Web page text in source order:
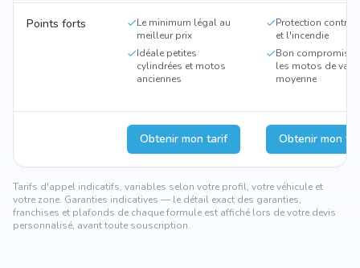
Points forts
Le minimum légal au
meilleur prix
Idéale petites
cylindrées et motos
anciennes
Protection contre
et l'incendie
Bon compromis
les motos de
moyenne
Obtenir mon tarif Obtenir mon
Tarifs d'appel indicatifs, variables selon votre profil, votre véhicule et
votre zone. Garanties indicatives — le détail exact des garanties,
franchises et plafonds de chaque formule est affiché lors de votre devis
personnalisé, avant toute souscription.